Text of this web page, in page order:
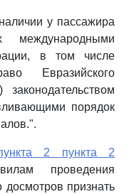
у пассажира
международными
в том числе
Евразийского
порядок
2 пункта 2
проведения
досмотров признать